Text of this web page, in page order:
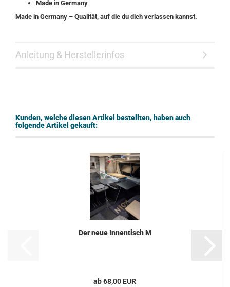
Made in Germany
Made in Germany – Qualität, auf die du dich verlassen kannst.
Anleitung & Herstellerinfos
Kunden, welche diesen Artikel bestellten, haben auch
folgende Artikel gekauft:
Der neue Innentisch M
ab 68,00 EUR